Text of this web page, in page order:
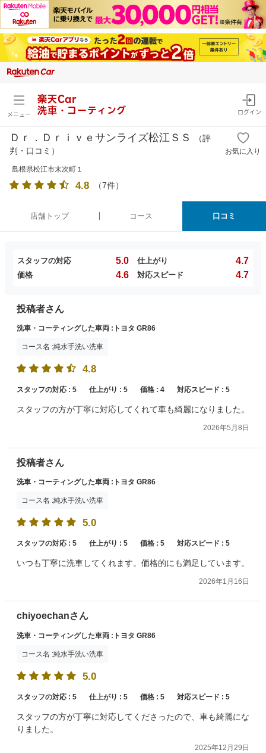
メニュー
楽天Car
洗車・コーティング
ログイン
Ｄｒ．Ｄｒｉｖｅサンライズ松江ＳＳ
（評
判・口コミ）
お気に入り
島根県松江市末次町１
4.8 （7件）
店舗トップ コース 口コミ
スタッフの対応 5.0 仕上がり 4.7
価格 4.6 対応スピード 4.7
投稿者さん
洗車・コーティングした車両 :トヨタ GR86
コース名 :純水手洗い洗車
4.8
スタッフの対応 : 5 仕上がり : 5 価格 : 4 対応スピード : 5
スタッフの方が丁寧に対応してくれて車も綺麗になりました。
2026年5月8日
投稿者さん
洗車・コーティングした車両 :トヨタ GR86
コース名 :純水手洗い洗車
5.0
スタッフの対応 : 5 仕上がり : 5 価格 : 5 対応スピード : 5
いつも丁寧に洗車してくれます。価格的にも満足しています。
2026年1月16日
chiyoechanさん
洗車・コーティングした車両 :トヨタ GR86
コース名 :純水手洗い洗車
5.0
スタッフの対応 : 5 仕上がり : 5 価格 : 5 対応スピード : 5
スタッフの方が丁寧に対応してくださったので、車も綺麗にな
りました。
2025年12月29日